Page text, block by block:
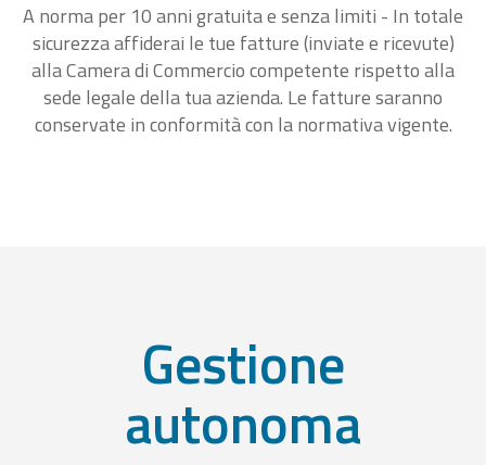
A norma per 10 anni gratuita e senza limiti - In totale
sicurezza affiderai le tue fatture (inviate e ricevute)
alla Camera di Commercio competente rispetto alla
sede legale della tua azienda. Le fatture saranno
conservate in conformità con la normativa vigente.
Gestione
autonoma